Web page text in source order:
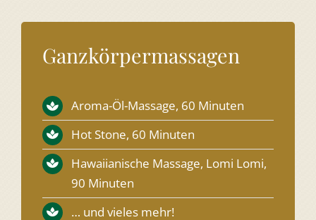
Ganzkörpermassagen
Aroma-Öl-Massage, 60 Minuten
Hot Stone, 60 Minuten
Hawaiianische Massage, Lomi Lomi,
90 Minuten
… und vieles mehr!